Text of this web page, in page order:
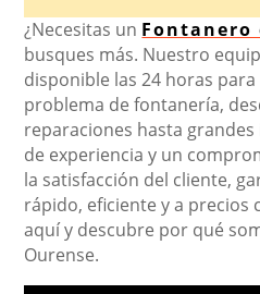
¿Necesitas un Fontanero
busques más. Nuestro
disponible las 24 horas
problema de fontanería,
reparaciones hasta
de experiencia y un
la satisfacción del cliente,
rápido, eficiente y a precios
aquí y descubre por qué
Ourense.